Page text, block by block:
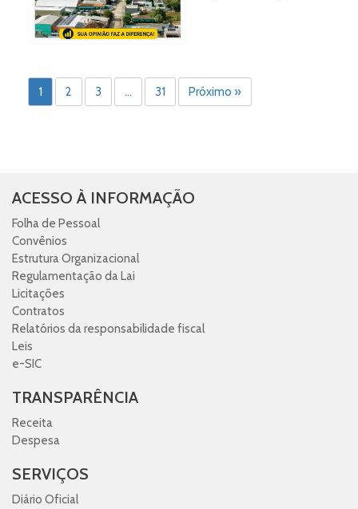
1 2 3 … 31 Próximo »
ACESSO À INFORMAÇÃO
Folha de Pessoal
Convênios
Estrutura Organizacional
Regulamentação da Lai
Licitações
Contratos
Relatórios da responsabilidade fiscal
Leis
e-SIC
TRANSPARÊNCIA
Receita
Despesa
SERVIÇOS
Diário Oficial